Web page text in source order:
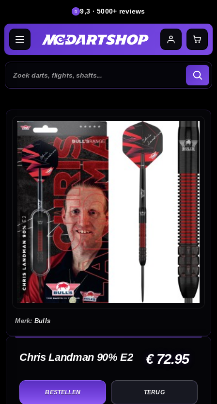
9,3 · 5000+ reviews
Bulls
Chris Landman 90% E2 € 72.95
TERUG